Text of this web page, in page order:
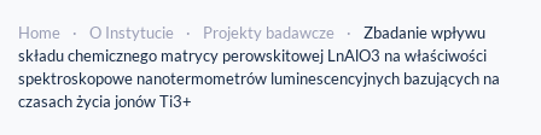
Home O Instytucie Projekty badawcze
Zbadanie wpływu
składu chemicznego matrycy perowskitowej LnAlO3 na właściwości
spektroskopowe nanotermometrów luminescencyjnych bazujących na
czasach życia jonów Ti3+